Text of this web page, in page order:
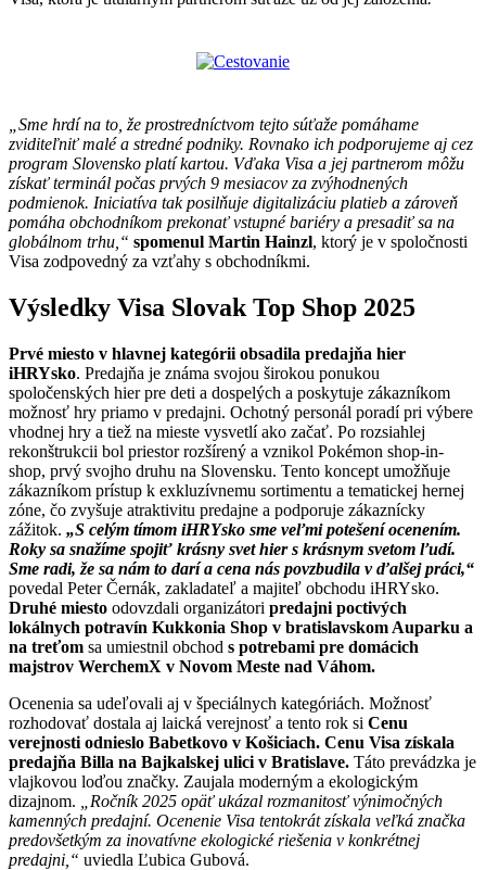
„Sme hrdí na to, že prostredníctvom tejto súťaže pomáhame
zviditeľniť malé a stredné podniky. Rovnako ich podporujeme aj cez
program Slovensko platí kartou. Vďaka Visa a jej partnerom môžu
získať terminál počas prvých 9 mesiacov za zvýhodnených
podmienok. Iniciatíva tak posilňuje digitalizáciu platieb a zároveň
pomáha obchodníkom prekonať vstupné bariéry a presadiť sa na
globálnom trhu,“ spomenul Martin Hainzl, ktorý je v spoločnosti
Visa zodpovedný za vzťahy s obchodníkmi.
Výsledky Visa Slovak Top Shop 2025
Prvé miesto v hlavnej kategórii obsadila predajňa hier
iHRYsko. Predajňa je známa svojou širokou ponukou
spoločenských hier pre deti a dospelých a poskytuje zákazníkom
možnosť hry priamo v predajni. Ochotný personál poradí pri výbere
vhodnej hry a tiež na mieste vysvetlí ako začať. Po rozsiahlej
rekonštrukcii bol priestor rozšírený a vznikol Pokémon shop-in-
shop, prvý svojho druhu na Slovensku. Tento koncept umožňuje
zákazníkom prístup k exkluzívnemu sortimentu a tematickej hernej
zóne, čo zvyšuje atraktivitu predajne a podporuje zákaznícky
zážitok. „S celým tímom iHRYsko sme veľmi potešení ocenením.
Roky sa snažíme spojiť krásny svet hier s krásnym svetom ľudí.
Sme radi, že sa nám to darí a cena nás povzbudila v ďalšej práci,“
povedal Peter Černák, zakladateľ a majiteľ obchodu iHRYsko.
Druhé miesto odovzdali organizátori predajni poctivých
lokálnych potravín Kukkonia Shop v bratislavskom Auparku a
na treťom sa umiestnil obchod s potrebami pre domácich
majstrov WerchemX v Novom Meste nad Váhom.
Ocenenia sa udeľovali aj v špeciálnych kategóriách. Možnosť
rozhodovať dostala aj laická verejnosť a tento rok si Cenu
verejnosti odnieslo Babetkovo v Košiciach. Cenu Visa získala
predajňa Billa na Bajkalskej ulici v Bratislave. Táto prevádzka je
vlajkovou loďou značky. Zaujala moderným a ekologickým
dizajnom.
„Ročník 2025 opäť ukázal rozmanitosť výnimočných
kamenných predajní. Ocenenie Visa tentokrát získala veľká značka
predovšetkým za inovatívne ekologické riešenia v konkrétnej
predajni,“ uviedla Ľubica Gubová.